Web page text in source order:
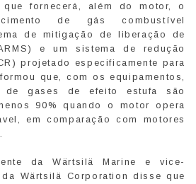
fornecerá, além do motor, o
de gás combustível
de mitigação de liberação de
e um sistema de redução
projetado especificamente para
que, com os equipamentos,
de gases de efeito estufa são
90% quando o motor opera
em comparação com motores
da Wärtsilä Marine e vice-
Wärtsilä Corporation disse que